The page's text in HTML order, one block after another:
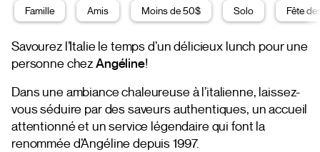
Famille Amis Moins de 50$ Solo Fête
Savourez l’Italie le temps d’un délicieux lunch pour une
personne chezAngéline!
Dans une ambiance chaleureuse à l’italienne, laissez-
vous séduire par des saveurs authentiques, un accueil
attentionné et un service légendaire qui font la
renommée d’Angéline depuis 1997.